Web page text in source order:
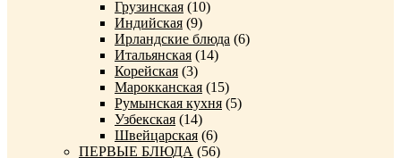
Грузинская (10)
Индийская (9)
Ирландские блюда (6)
Итальянская (14)
Корейская (3)
Марокканская (15)
Румынская кухня (5)
Узбекская (14)
Швейцарская (6)
ПЕРВЫЕ БЛЮДА (56)